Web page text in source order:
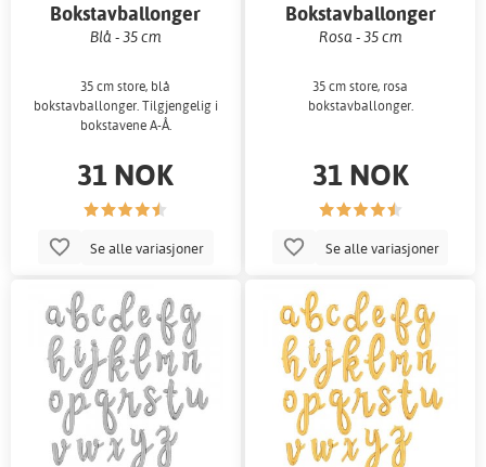
Bokstavballonger
Blå - 35 cm
35 cm store, blå
bokstavballonger. Tilgjengelig i
bokstavene A-Å.
31 NOK
Se alle variasjoner
Bokstavballonger
Rosa - 35 cm
35 cm store, rosa
bokstavballonger.
31 NOK
Se alle variasjoner